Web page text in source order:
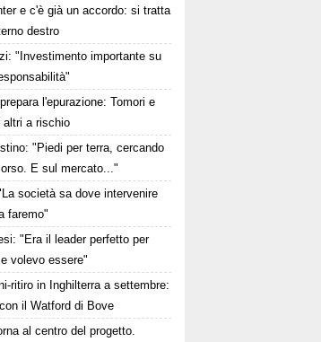
e c'è già un accordo: si tratta
destro
"Investimento importante su
l'epurazione: Tomori e
altri a rischio
"Piedi per terra, cercando
E sul mercato..."
società sa dove intervenire
faremo"
"Era il leader perfetto per
volevo essere"
ritiro in Inghilterra a settembre:
il Watford di Bove
al centro del progetto.